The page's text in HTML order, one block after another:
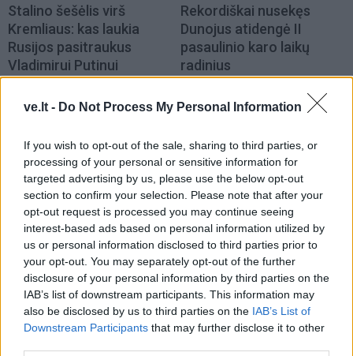
ve.lt - Do Not Process My Personal Information
If you wish to opt-out of the sale, sharing to third parties, or
processing of your personal or sensitive information for
targeted advertising by us, please use the below opt-out
section to confirm your selection. Please note that after your
opt-out request is processed you may continue seeing
interest-based ads based on personal information utilized by
us or personal information disclosed to third parties prior to
your opt-out. You may separately opt-out of the further
disclosure of your personal information by third parties on the
IAB’s list of downstream participants. This information may
also be disclosed by us to third parties on the IAB’s List of
Downstream Participants that may further disclose it to other
Stalino šešėlis virš
Kremliaus: kas laukia
Rusijos pasitraukus
Vladimirui Putinui
Rekordiškai nusekęs
Dunojus atidengė II
pasaulinio karo laikų
radinius
Pasaulis
Ukrainiečių dronai smogė
„Wildberries“ sandėliui
Jekaterinburge, už 2000
km nuo sienos
Pasaulis
Nauji ISW duomenys:
Rusija į kovą siunčia
Ukrainos karo belaisvius